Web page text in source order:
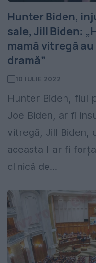
Hunter Biden,
sale, Jill Biden:
mamă vitregă
dramă”
10 IULIE 2022
Hunter Biden, fiul
Joe Biden, ar fi
vitregă, Jill Biden,
aceasta l-ar fi
clinică de...